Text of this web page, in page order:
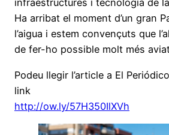
infraestructures i tecnologia de
Ha arribat el moment d’un gran
l’aigua i estem convençuts que
de fer-ho possible molt més
Podeu llegir l’article a El
link
http://ow.ly/57H350IlXVh